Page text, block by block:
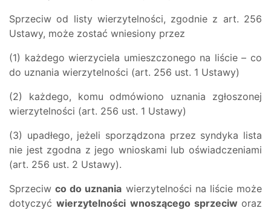
Sprzeciw od listy wierzytelności, zgodnie z art. 256
Ustawy, może zostać wniesiony przez
(1) każdego wierzyciela umieszczonego na liście – co
do uznania wierzytelności (art. 256 ust. 1 Ustawy)
(2) każdego, komu odmówiono uznania zgłoszonej
wierzytelności (art. 256 ust. 1 Ustawy)
(3) upadłego, jeżeli sporządzona przez syndyka lista
nie jest zgodna z jego wnioskami lub oświadczeniami
(art. 256 ust. 2 Ustawy).
Sprzeciwco do uznania wierzytelności na liście może
dotyczyćwierzytelności wnoszącego sprzeciw oraz